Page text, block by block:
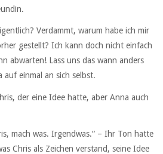
Verdammt, warum habe ich mir
gestellt? Ich kann doch nicht einfach
abwarten! Lass uns das wann anders
einmal an sich selbst.
der eine Idee hatte, aber Anna auch
mach was. Irgendwas.“ – Ihr Ton hatte
Chris als Zeichen verstand, seine Idee